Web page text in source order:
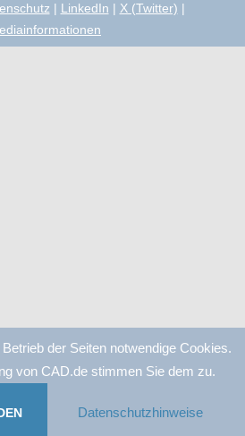
| LinkedIn | X (Twitter) |
der Seiten notwendige Cookies.
von CAD.de stimmen Sie dem zu.
Datenschutzhinweise